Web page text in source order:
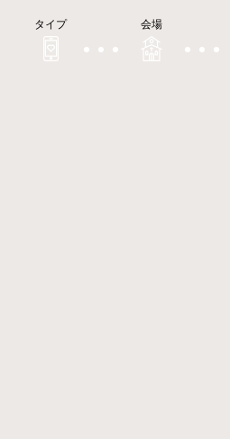
タイプ 会場